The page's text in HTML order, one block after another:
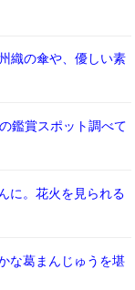
織の傘や、優しい素
鑑賞スポット調べて
に。花火を見られる
な葛まんじゅうを堪